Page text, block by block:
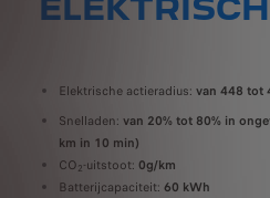
Elektrische actieradius: van 448 tot
Snelladen: van 20% tot 80% in
km in 10 min)
CO2-uitstoot: 0g/km
Batterijcapaciteit: 60 kWh